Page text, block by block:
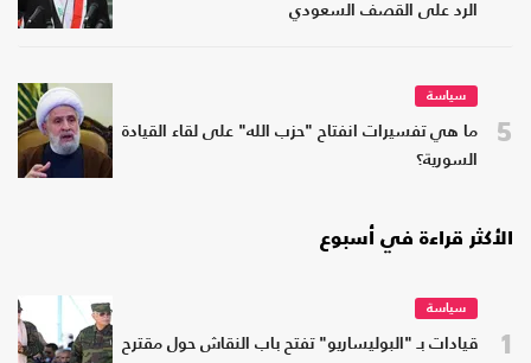
الرد على القصف السعودي
5
سياسة
ما هي تفسيرات انفتاح "حزب الله" على لقاء القيادة
السورية؟
الأكثر قراءة في أسبوع
1
سياسة
قيادات بـ "البوليساريو" تفتح باب النقاش حول مقترح